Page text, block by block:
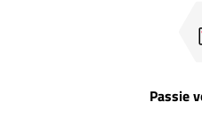
Passie